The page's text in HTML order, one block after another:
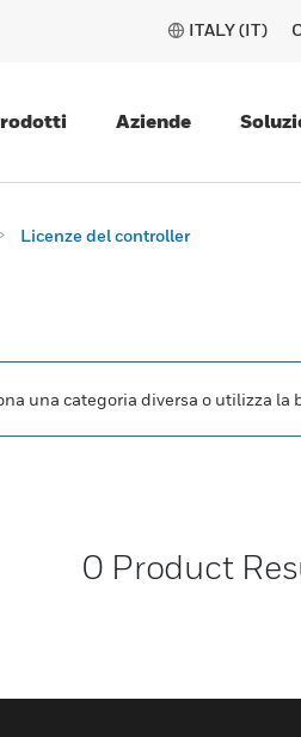
ITALY (IT)
Aziende
Licenze del controller
una categoria diversa o utilizza la
0 Product